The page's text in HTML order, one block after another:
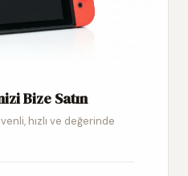
Bize Satın
hızlı ve değerinde